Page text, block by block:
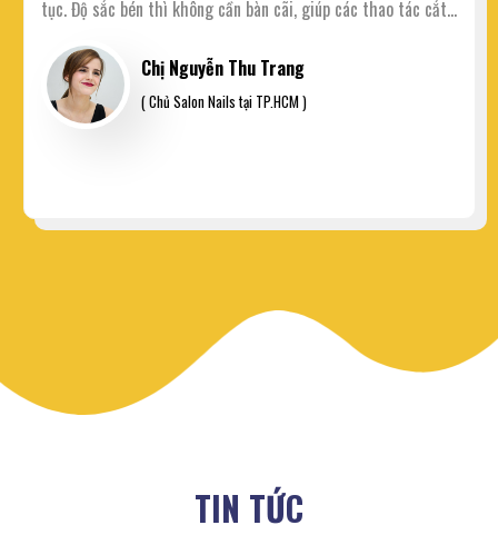
tục. Độ sắc bén thì không cần bàn cãi, giúp các thao tác cắt
Chị Nguyễn Thu Trang
( Chủ Salon Nails tại TP.HCM )
TIN TỨC